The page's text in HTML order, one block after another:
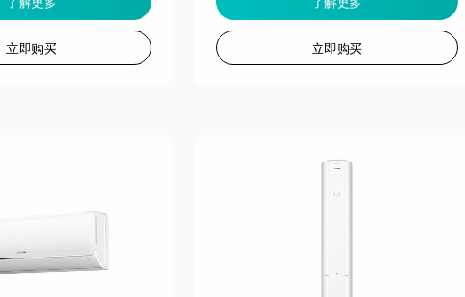
立即购买 立即购买